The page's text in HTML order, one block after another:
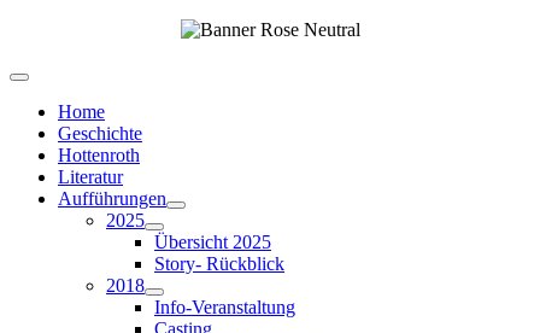
Home
Geschichte
Hottenroth
Literatur
Aufführungen
2025
Übersicht 2025
Story- Rückblick
2018
Info-Veranstaltung
Casting